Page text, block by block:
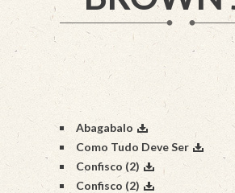
Abagabalo
Como Tudo Deve Ser
Confisco (2)
Confisco (2)